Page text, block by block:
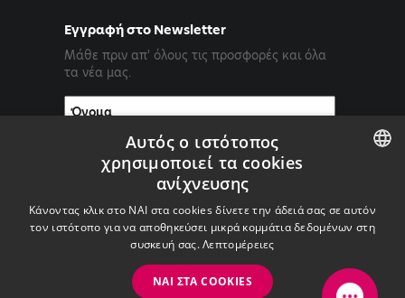
Εγγραφή στο Newsletter
Μάθε πριν απ' όλους τις προσφορές και όλα
τα νέα μας.
GREEK
Αυτός ο ιστότοπος
χρησιμοποιεί τα cookies
ανίχνευσης
Κάνοντας κλικ στο ΝΑΙ στα cookies δίνετε την άδειά σας σε αυτόν
τον ιστότοπο για να αποθηκεύσει μικρά κομμάτια δεδομένων στη
συσκευή σας.Λεπτομέρειες
ΝΑΙ ΣΤΑ COOKIES